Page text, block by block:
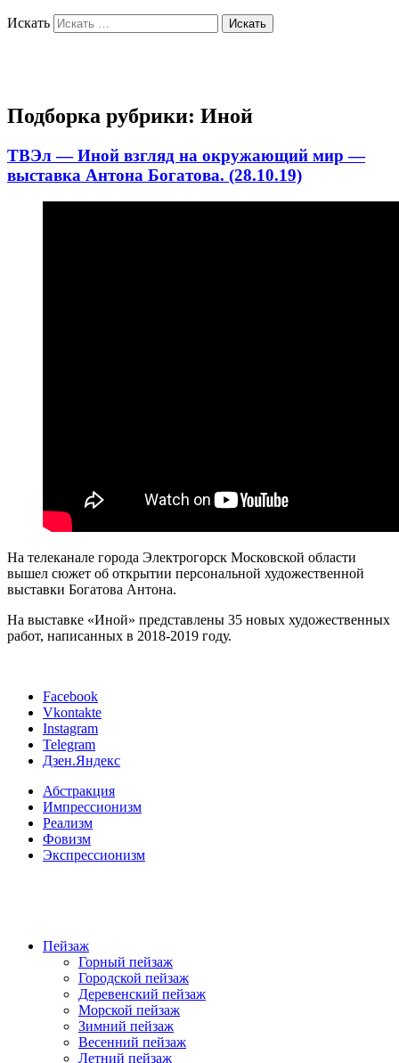
Искать
Подборка рубрики: Иной
ТВЭл — Иной взгляд на окружающий мир —
выставка Антона Богатова. (28.10.19)
На телеканале города Электрогорск Московской области
вышел сюжет об открытии персональной художественной
выставки Богатова Антона.
На выставке «Иной» представлены 35 новых художественных
работ, написанных в 2018-2019 году.
Facebook
Vkontakte
Instagram
Telegram
Дзен.Яндекс
Абстракция
Импрессионизм
Реализм
Фовизм
Экспрессионизм
Пейзаж
Горный пейзаж
Городской пейзаж
Деревенский пейзаж
Морской пейзаж
Зимний пейзаж
Весенний пейзаж
Летний пейзаж